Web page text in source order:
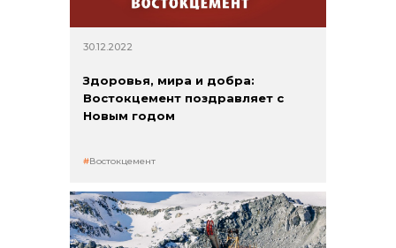
+7 (423) 234 50 50
30.12.2022
Здоровья, мира и добра:
Востокцемент поздравляет с
Новым годом
Востокцемент